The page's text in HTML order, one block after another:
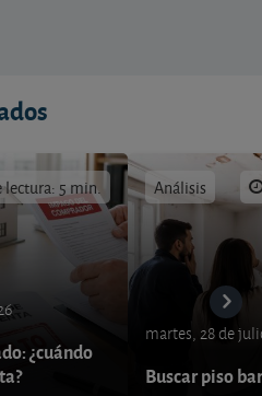
5 min.
¿cuándo
Análisis
martes, 28 de
Buscar piso